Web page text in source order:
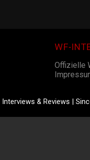
WF-
Offizielle
& Reviews |